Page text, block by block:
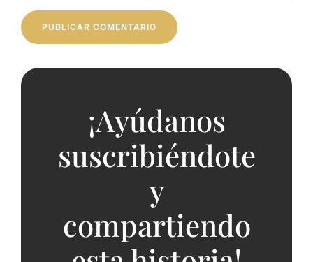
¡Ayúdanos
suscribiéndote
y
compartiendo